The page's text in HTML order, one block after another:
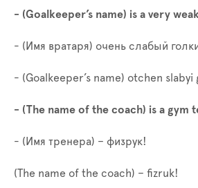
- (Goalkeeper’s name) is a very
- (Имя вратаря) очень слабый
- (Goalkeeper’s name) otchen slabyi
- (The name of the coach) is a gym
- (Имя тренера) – физрук!
(The name of the coach) – fizruk!